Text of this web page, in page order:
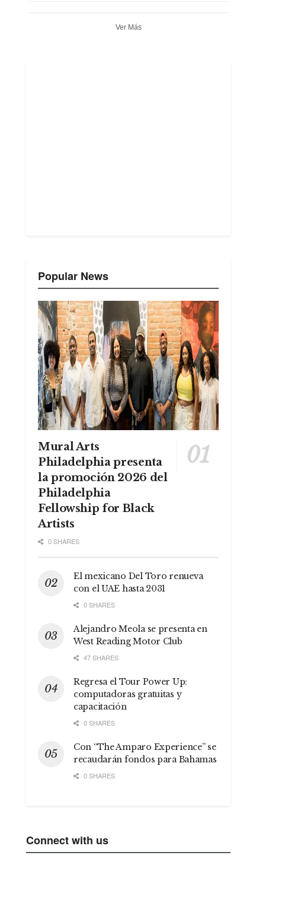
Ver Más
Popular News
Mural Arts
Philadelphia presenta
la promoción 2026 del
Philadelphia
Fellowship for Black
Artists
0 SHARES
El mexicano Del Toro renueva
con el UAE hasta 2031
0 SHARES
Alejandro Meola se presenta en
West Reading Motor Club
47 SHARES
Regresa el Tour Power Up:
computadoras gratuitas y
capacitación
0 SHARES
Con “The Amparo Experience” se
recaudarán fondos para Bahamas
0 SHARES
Connect with us